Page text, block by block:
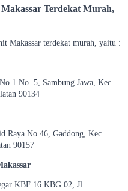
Terdekat Murah,
Makassar terdekat murah, yaitu :
No. 5, Sambung Jawa, Kec.
90134
Raya No.46, Gaddong, Kec.
90157
KBF 16 KBG 02, Jl.